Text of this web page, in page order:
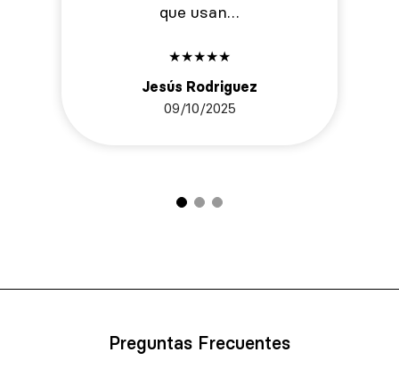
que usan…
★★★★★
Jesús Rodriguez
09/10/2025
Preguntas Frecuentes